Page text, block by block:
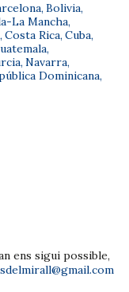
, Bolivia,
La Mancha,
, Costa Rica, Cuba,
,
, Navarra,
Dominicana,
ens sigui possible,